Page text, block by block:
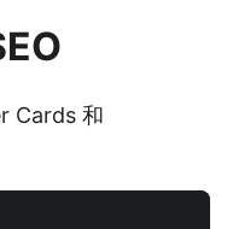
Cards 和